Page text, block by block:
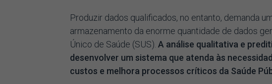
Produzir dados qualificados, no entanto, demanda
armazenamento da enorme quantidade de dados
Único de Saúde (SUS). A análise qualitativa e
desenvolver um sistema que atenda às
custos e melhora processos críticos da Saúde